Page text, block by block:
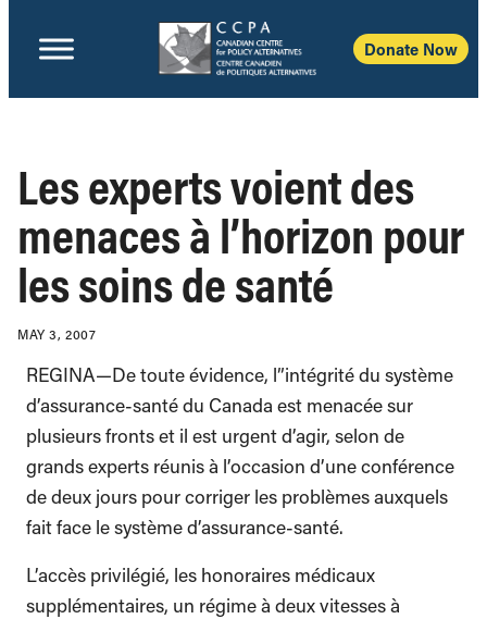
Donate Now
Les experts voient des
menaces à l’horizon pour
les soins de santé
MAY 3, 2007
REGINA—De toute évidence, l”intégrité du système
d’assurance-santé du Canada est menacée sur
plusieurs fronts et il est urgent d’agir, selon de
grands experts réunis à l’occasion d’une conférence
de deux jours pour corriger les problèmes auxquels
fait face le système d’assurance-santé.
L’accès privilégié, les honoraires médicaux
supplémentaires, un régime à deux vitesses à